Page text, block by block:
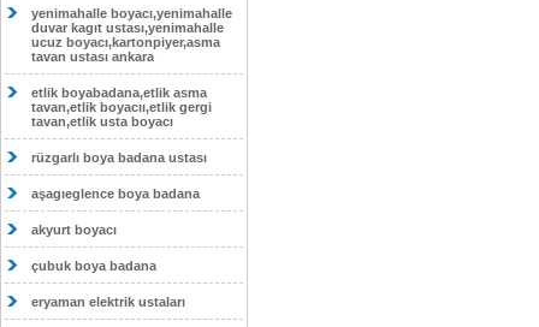
yenimahalle boyacı,yenimahalle
duvar kagıt ustası,yenimahalle
ucuz boyacı,kartonpiyer,asma
tavan ustası ankara
etlik boyabadana,etlik asma
tavan,etlik boyacıı,etlik gergi
tavan,etlik usta boyacı
rüzgarlı boya badana ustası
aşagıeglence boya badana
akyurt boyacı
çubuk boya badana
eryaman elektrik ustaları